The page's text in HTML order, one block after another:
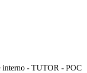
- TUTOR - POC